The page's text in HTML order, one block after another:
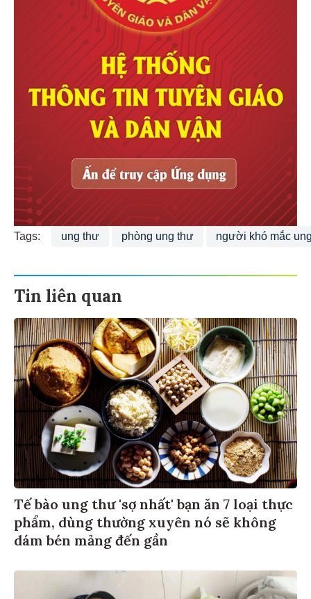
Tags: ung thư phòng ung thư người khó mắc
Tin liên quan
Tế bào ung thư 'sợ nhất' bạn ăn 7 loại thực
phẩm, dùng thường xuyên nó sẽ không
dám bén mảng đến gần